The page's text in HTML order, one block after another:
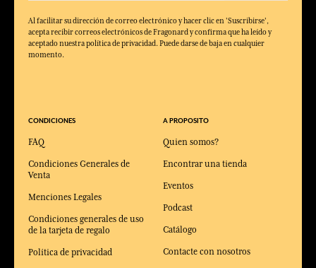
Al facilitar su dirección de correo electrónico y hacer clic en 'Suscribirse',
acepta recibir correos electrónicos de Fragonard y confirma que ha leído y
aceptado nuestra política de privacidad. Puede darse de baja en cualquier
momento.
CONDICIONES
FAQ
Condiciones Generales de
Venta
Menciones Legales
Condiciones generales de uso
de la tarjeta de regalo
Política de privacidad
A PROPOSITO
Quien somos?
Encontrar una tienda
Eventos
Podcast
Catálogo
Contacte con nosotros